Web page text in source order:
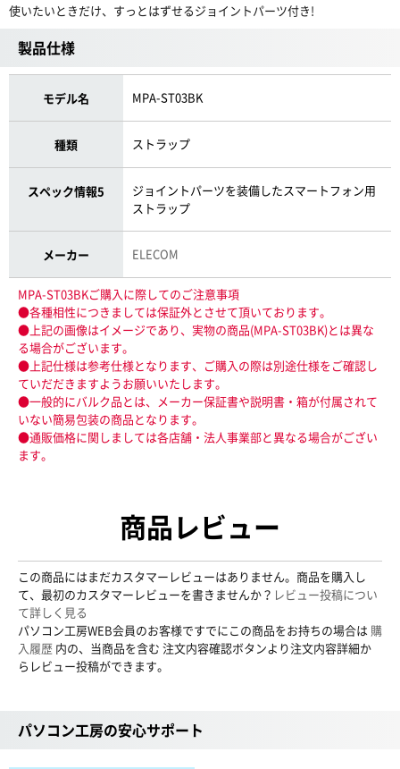
使いたいときだけ、すっとはずせるジョイントパーツ付き!
製品仕様
モデル名 MPA-ST03BK
種類 ストラップ
スペック情報5
ジョイントパーツを装備したスマートフォン用
ストラップ
メーカー ELECOM
MPA-ST03BKご購入に際してのご注意事項
●各種相性につきましては保証外とさせて頂いております。
●上記の画像はイメージであり、実物の商品(MPA-ST03BK)とは異な
る場合がございます。
●上記仕様は参考仕様となります、ご購入の際は別途仕様をご確認し
ていだだきますようお願いいたします。
●一般的にバルク品とは、メーカー保証書や説明書・箱が付属されて
いない簡易包装の商品となります。
●通販価格に関しましては各店舗・法人事業部と異なる場合がござい
ます。
商品レビュー
この商品にはまだカスタマーレビューはありません。商品を購入し
て、最初のカスタマーレビューを書きませんか？ レビュー投稿につい
て詳しく見る
パソコン工房WEB会員のお客様ですでにこの商品をお持ちの場合は 購
入履歴 内の、当商品を含む 注文内容確認ボタンより注文内容詳細か
らレビュー投稿ができます。
パソコン工房の安心サポート